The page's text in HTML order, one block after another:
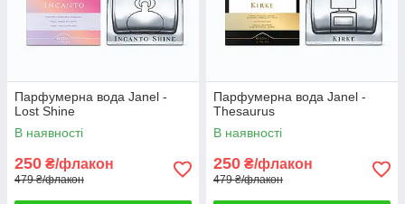
Парфумерна вода Janel -
Lost Shine
В наявності
250 ₴/флакон
479 ₴/флакон
Парфумерна вода Janel -
Thesaurus
В наявності
250 ₴/флакон
479 ₴/флакон